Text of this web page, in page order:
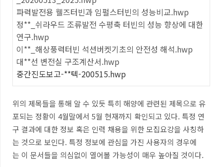
파력발전용 웰즈터빈과 임펄스터빈의 성능비교.hwp
정**_쉬라우드 조류발전 수평축 터빈의 성능 향상에 대한
연구.hwp
이**_해상풍력터빈 석션버켓기초의 안전성 해석.hwp
대**선 변전실 구조계산서.hwp
중간진도보고-**텍-200515.hwp
위의 제목들을 통해 알 수 있듯 특히 해양에 관련된 제목으로 유
포되는 정황이 4월말에서 5월 현재까지 확인되고 있다. 특정 연
구 결과에 대한 정보 혹은 인력 채용을 위한 모집요강을 사칭하
는 것으로 보인다. 특정 정보에 관심을 가진 사용자의 경우에
는 이 문서들을 의심없이 열어볼 가능성이 매우 높아질 것이다.